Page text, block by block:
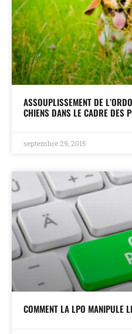
ASSOUPLISSEMENT DE
CHIENS DANS LE CADRE DES
septembre 29, 2015
COMMENT LA LPO MANIPULE